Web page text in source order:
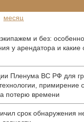
месяц
и без:
у арендатора и какие
Пленума ВС РФ для
примирение
потерю времени
срок обнаружения